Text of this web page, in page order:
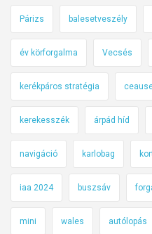
Párizs balesetveszély
év körforgalma Vecsés
kerékpáros stratégia
kerekesszék árpád híd
navigáció karlobag
iaa 2024 buszsáv
mini wales autólopás